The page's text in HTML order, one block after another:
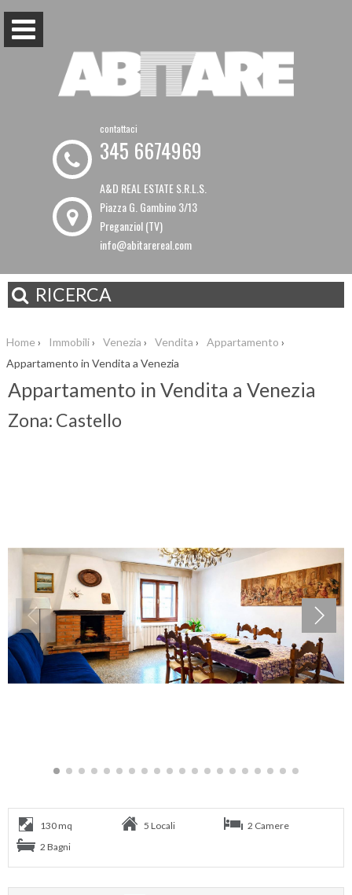
contattaci
345 6674969
A&D REAL ESTATE S.R.L.S.
Piazza G. Gambino 3/13
Preganziol (TV)
info@abitarereal.com
RICERCA
Home › Immobili› Venezia › Vendita › Appartamento ›
Appartamento in Vendita a Venezia
Appartamento in Vendita a Venezia
Zona: Castello
130 mq 5 Locali
2 Camere
2 Bagni